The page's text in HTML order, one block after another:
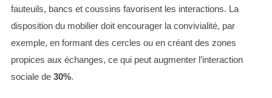
fauteuils, bancs et coussins favorisent les interactions. La
disposition du mobilier doit encourager la convivialité, par
exemple, en formant des cercles ou en créant des zones
propices aux échanges, ce qui peut augmenter l’interaction
sociale de 30%.